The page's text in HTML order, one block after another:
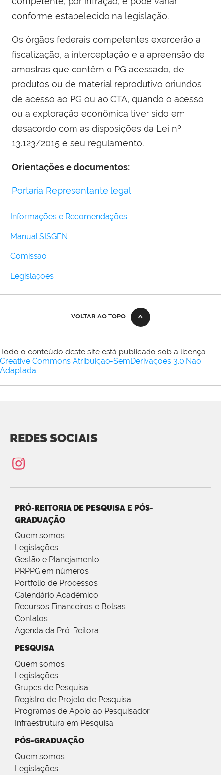
conforme estabelecido na legislação.
Os órgãos federais competentes exercerão a
fiscalização, a interceptação e a apreensão de
amostras que contêm o PG acessado, de
produtos ou de material reprodutivo oriundos
de acesso ao PG ou ao CTA, quando o acesso
ou a exploração econômica tiver sido em
desacordo com as disposições da Lei nº
13.123/2015 e seu regulamento.
Orientações e documentos:
Portaria Representante legal
Informações e Recomendações
Manual SISGEN
Comissão
Legislações
VOLTAR AO TOPO
Todo o conteúdo deste site está publicado sob a licença
Creative Commons Atribuição-SemDerivações 3.0 Não
Adaptada.
REDES SOCIAIS
PRÓ-REITORIA DE PESQUISA E PÓS-
GRADUAÇÃO
Quem somos
Legislações
Gestão e Planejamento
PRPPG em números
Portfolio de Processos
Calendário Acadêmico
Recursos Financeiros e Bolsas
Contatos
Agenda da Pró-Reitora
PESQUISA
Quem somos
Legislações
Grupos de Pesquisa
Registro de Projeto de Pesquisa
Programas de Apoio ao Pesquisador
Infraestrutura em Pesquisa
PÓS-GRADUAÇÃO
Quem somos
Legislações